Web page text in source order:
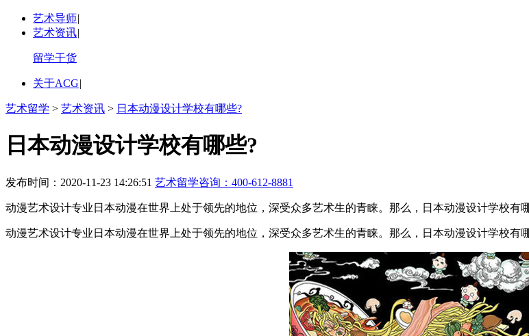
艺术导师|
艺术资讯|
留学干货
关于ACG|
艺术留学 > 艺术资讯 > 日本动漫设计学校有哪些?
日本动漫设计学校有哪些?
发布时间：2020-11-23 14:26:51 艺术留学咨询： 400-612-8881
动漫艺术设计专业日本动漫在世界上处于领先的地位，深受众多艺术生的青睐。那么，日本动漫设计学校有
动漫艺术设计专业日本动漫在世界上处于领先的地位，深受众多艺术生的青睐。那么，日本动漫设计学校有